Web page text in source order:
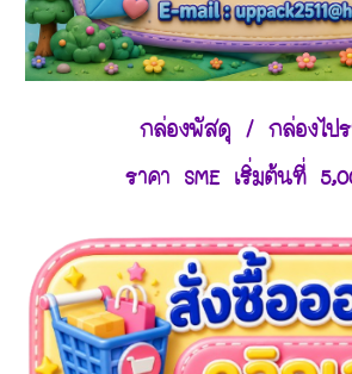
กล่องพัสดุ / กล่องไป
ราคา SME เริ่มต้นที่